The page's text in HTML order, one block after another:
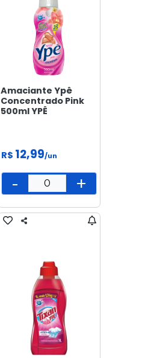
Amaciante Ypê
Concentrado Pink
500ml YPÊ
R$ 12,99/un
- +